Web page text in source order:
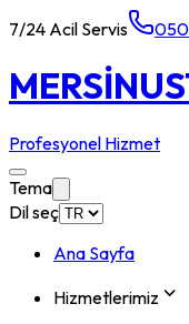
7/24 Acil Servis
MERSİN
Profesyonel Hizmet
Tema
Dil seç
Ana Sayfa
Hizmetlerimiz